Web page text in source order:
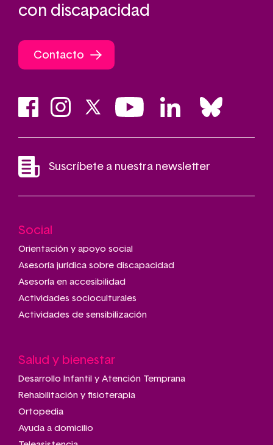
con discapacidad
Contacto
Suscríbete a nuestra newsletter
Main
navigation
Social
Orientación y apoyo social
Asesoría jurídica sobre discapacidad
Asesoría en accesibilidad
Actividades socioculturales
Actividades de sensibilización
Salud y bienestar
Desarrollo Infantil y Atención Temprana
Rehabilitación y fisioterapia
Ortopedia
Ayuda a domicilio